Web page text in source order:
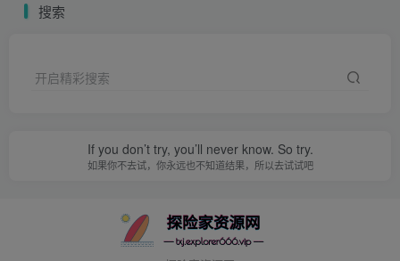
搜索
开启精彩搜索
If you don’t try, you’ll never know. So try.
如果你不去试，你永远也不知道结果，所以去试试吧